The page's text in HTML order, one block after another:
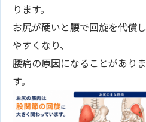
ります。
お尻が硬いと腰で回旋を代償し
やすくなり、
腰痛の原因になることがありま
す。